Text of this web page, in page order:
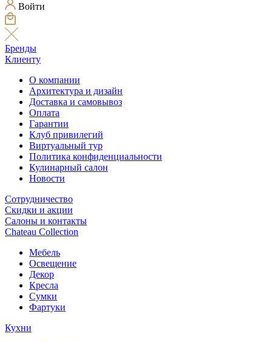
Войти
Бренды
Клиенту
О компании
Архитектура и дизайн
Доставка и самовывоз
Оплата
Гарантии
Клуб привилегий
Виртуальный тур
Политика конфиденциальности
Кулинарный салон
Новости
Сотрудничество
Скидки и акции
Салоны и контакты
Chateau Collection
Мебель
Освещение
Декор
Кресла
Сумки
Фартуки
Кухни